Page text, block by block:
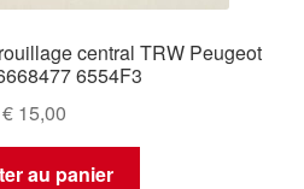
central TRW Peugeot
6554F3
€15,00
au panier